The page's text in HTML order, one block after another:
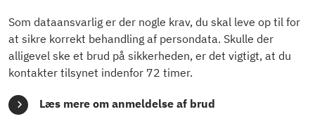
Som dataansvarlig er der nogle krav, du skal leve op til for
at sikre korrekt behandling af persondata. Skulle der
alligevel ske et brud på sikkerheden, er det vigtigt, at du
kontakter tilsynet indenfor 72 timer.
Læs mere om anmeldelse af brud